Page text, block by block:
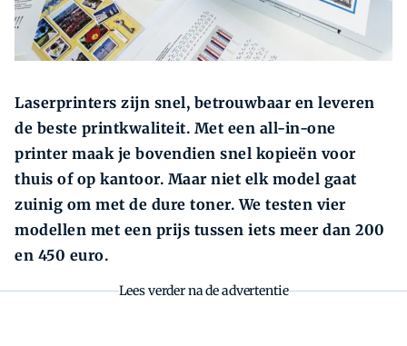
Zoeken Zoek
Laserprinters zijn snel, betrouwbaar en leveren
de beste printkwaliteit. Met een all-in-one
printer maak je bovendien snel kopieën voor
thuis of op kantoor. Maar niet elk model gaat
zuinig om met de dure toner. We testen vier
modellen met een prijs tussen iets meer dan 200
en 450 euro.
Lees verder na de advertentie